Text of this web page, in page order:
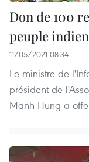
Don de 100
peuple indien
11/05/2021 08:34
Le ministre de
président de
Manh Hung a